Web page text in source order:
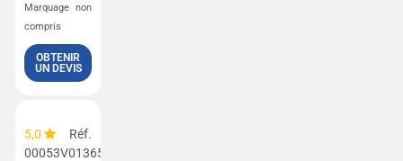
Marquage non
compris
OBTENIR
UN DEVIS
5,0
Réf.
00053V0136599